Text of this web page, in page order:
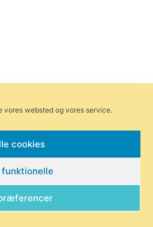
vores websted og vores service.
cookies
funktionelle